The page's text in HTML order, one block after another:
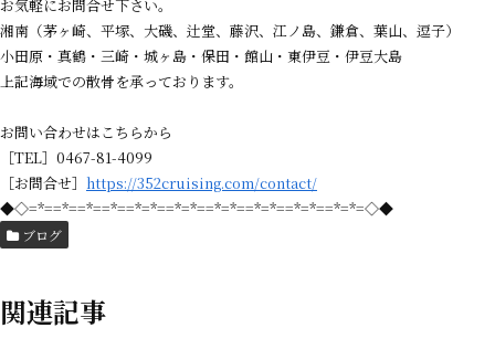
お気軽にお問合せ下さい。
湘南（茅ヶ崎、平塚、大磯、辻堂、藤沢、江ノ島、鎌倉、葉山、逗子）
小田原・真鶴・三崎・城ヶ島・保田・館山・東伊豆・伊豆大島
上記海域での散骨を承っております。
お問い合わせはこちらから
［TEL］0467-81-4099
［お問合せ］ https://352cruising.com/contact/
◆◇=*==*==*==*==*=*==*=*==*=*==*=*==*=*==*=*=◇◆
ブログ
関連記事